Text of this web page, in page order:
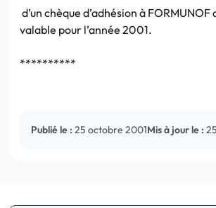
d’un chèque d’adhésion à
valable pour l’année 2001.
**********
Publié le : 25 octobre 2001Mis à jour le :